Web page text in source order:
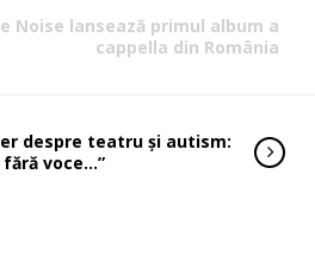
Noise lansează primul album a
cappella din România
despre teatru și autism:
voce…”